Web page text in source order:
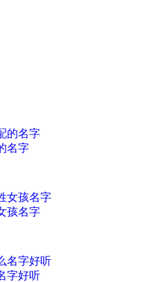
名字
孩名字
字好听